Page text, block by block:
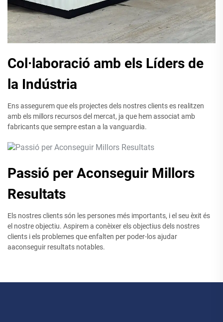
Col·laboració amb els Líders de
la Indústria
Ens assegurem que els projectes dels nostres clients es realitzen
amb els millors recursos del mercat, ja que hem associat amb
fabricants que sempre estan a la vanguardia.
Passió per Aconseguir Millors
Resultats
Els nostres clients són les persones més importants, i el seu èxit és
el nostre objectiu. Aspirem a conèixer els objectius dels nostres
clients i els problemes que enfalten per poder-los ajudar
aaconseguir resultats notables.